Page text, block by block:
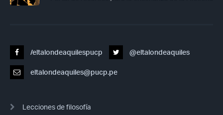
/eltalondeaquilespucp @eltalondeaquiles
eltalondeaquiles@pucp.pe
Lecciones de filosofía